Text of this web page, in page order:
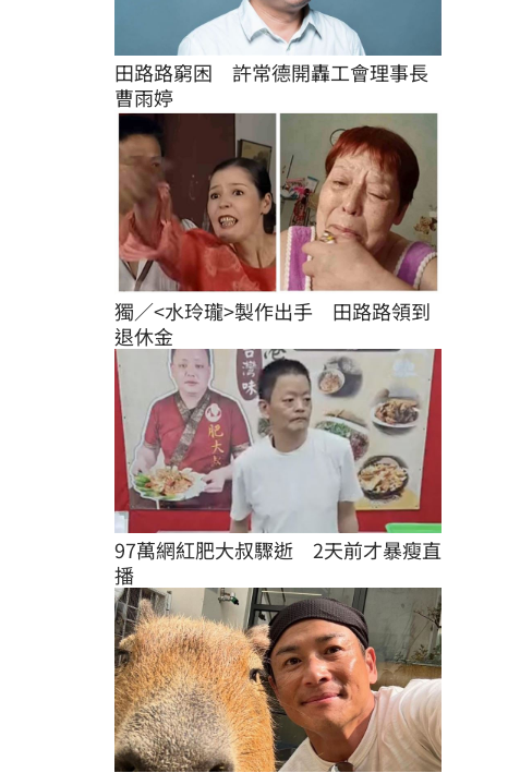
田路路窮困　許常德開轟工會理事長
曹雨婷
獨／<水玲瓏>製作出手　田路路領到
退休金
97萬網紅肥大叔驟逝　2天前才暴瘦直
播